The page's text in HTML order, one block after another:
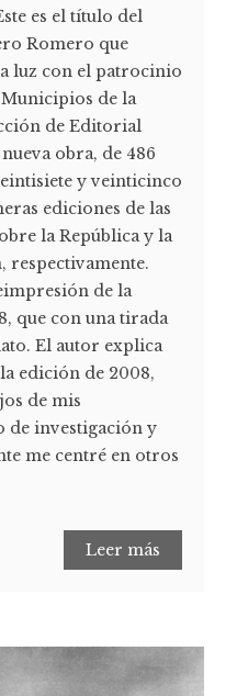
es el título del
Romero que
luz con el patrocinio
de la
de Editorial
obra, de 486
y veinticinco
ediciones de las
la República y la
de la
que con una tirada
El autor explica
edición de 2008,
de mis
de investigación y
me centré en otros
Leer más